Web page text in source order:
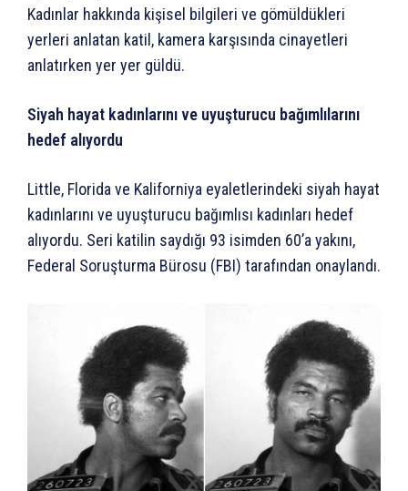
Kadınlar hakkında kişisel bilgileri ve gömüldükleri
yerleri anlatan katil, kamera karşısında cinayetleri
anlatırken yer yer güldü.
Siyah hayat kadınlarını ve uyuşturucu bağımlılarını
hedef alıyordu
Little, Florida ve Kaliforniya eyaletlerindeki siyah hayat
kadınlarını ve uyuşturucu bağımlısı kadınları hedef
alıyordu. Seri katilin saydığı 93 isimden 60’a yakını,
Federal Soruşturma Bürosu (FBI) tarafından onaylandı.